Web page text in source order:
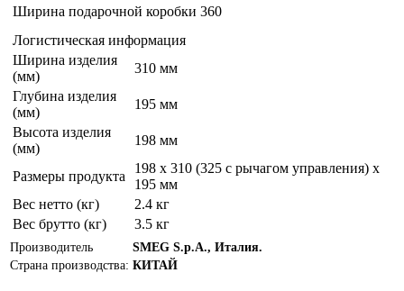
Ширина подарочной коробки 360
Логистическая информация
Ширина изделия
(мм)
310 мм
Глубина изделия
(мм)
195 мм
Высота изделия
(мм)
198 мм
Размеры продукта
198 x 310 (325 с рычагом управления) x
195 мм
Вес нетто (кг)
2.4 кг
Вес брутто (кг)
3.5 кг
Производитель
SMEG S.p.A., Италия.
Страна производства: КИТАЙ